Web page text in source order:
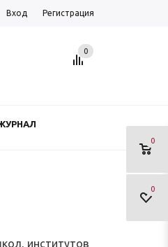
Вход Регистрация
0
0
0
институтов